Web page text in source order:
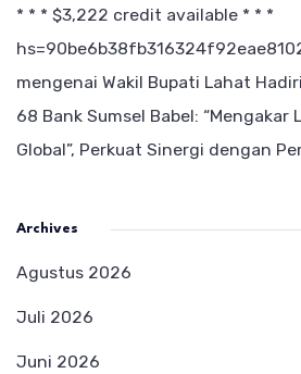
* * * $3,222 credit available * * *
mengenai Wakil Bupati Lahat
68 Bank Sumsel Babel: “Mengakar
Global”, Perkuat Sinergi dengan
Archives
Agustus 2026
Juli 2026
Juni 2026